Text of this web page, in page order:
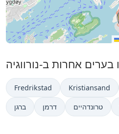
Fredrikstad Kristiansand
ברגן דרמן טרונדהיים